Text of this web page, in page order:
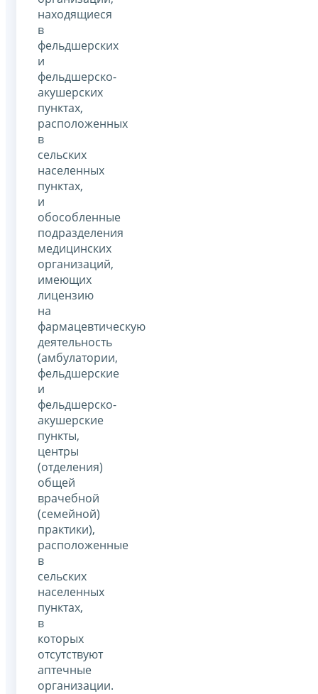
находящиеся
в
фельдшерских
и
фельдшерско-
акушерских
пунктах,
расположенных
в
сельских
населенных
пунктах,
и
обособленные
подразделения
медицинских
организаций,
имеющих
лицензию
на
фармацевтическую
деятельность
(амбулатории,
фельдшерские
и
фельдшерско-
акушерские
пункты,
центры
(отделения)
общей
врачебной
(семейной)
практики),
расположенные
в
сельских
населенных
пунктах,
в
которых
отсутствуют
аптечные
организации.